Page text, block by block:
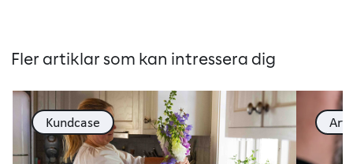
Fler artiklar som kan intressera dig
Kundcase